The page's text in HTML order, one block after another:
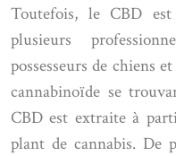
Toutefois, le CBD
plusieurs
possesseurs de chiens
cannabinoïde se
CBD est extraite à
plant de cannabis. De